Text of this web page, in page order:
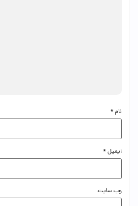
نام*
ایمیل*
وب‌ سایت